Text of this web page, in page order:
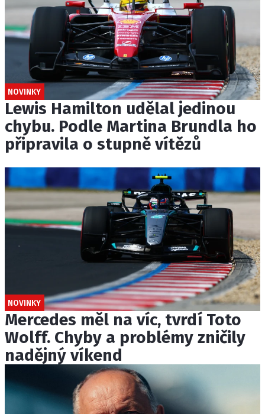
NOVINKY
Lewis Hamilton udělal jedinou
chybu. Podle Martina Brundla ho
připravila o stupně vítězů
NOVINKY
Mercedes měl na víc, tvrdí Toto
Wolff. Chyby a problémy zničily
nadějný víkend